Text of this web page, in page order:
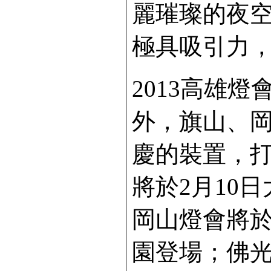
麗璀璨的夜
極具吸引力
2013高雄燈
外，旗山、
慶的裝置，
將於2月10
岡山燈會將
園登場；佛